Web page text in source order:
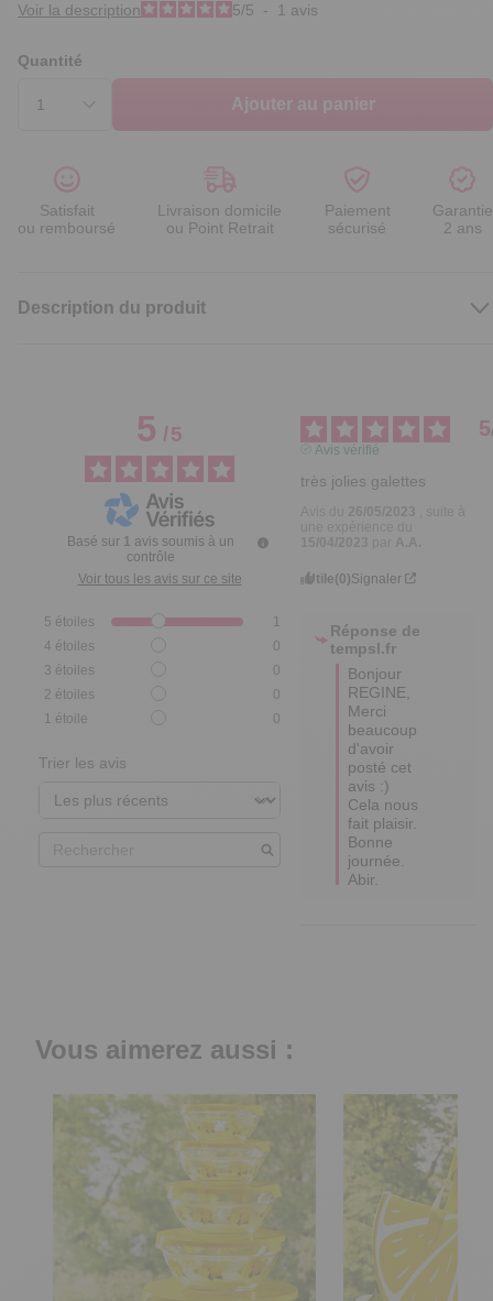
Voir la description 5/5 - 1 avis
Quantité
Ajouter au panier
Satisfait
ou remboursé
Livraison domicile
ou Point Retrait
Paiement
sécurisé
Garantie
2 ans
Description du produit
5/5
Basé sur 1 avis soumis à un
contrôle
Voir tous les avis sur ce site
5 étoiles
1
4 étoiles
0
3 étoiles
0
2 étoiles
0
1 étoile 0
Trier les avis
5
Avis vérifié
très jolies galettes
Utile(0)Signaler
Réponse de
tempsl.fr
Bonjour
REGINE,
Merci
beaucoup
d'avoir
posté cet
avis :)
Cela nous
fait plaisir.
Bonne
journée.
Abir.
Vous aimerez aussi :